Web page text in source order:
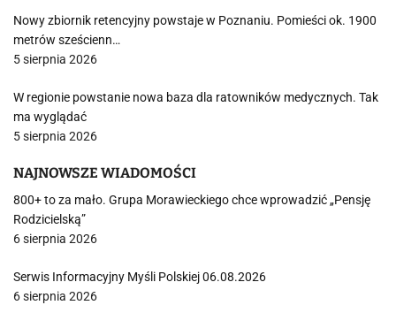
Nowy zbiornik retencyjny powstaje w Poznaniu. Pomieści ok. 1900
metrów sześcienn…
5 sierpnia 2026
W regionie powstanie nowa baza dla ratowników medycznych. Tak
ma wyglądać
5 sierpnia 2026
NAJNOWSZE WIADOMOŚCI
800+ to za mało. Grupa Morawieckiego chce wprowadzić „Pensję
Rodzicielską”
6 sierpnia 2026
Serwis Informacyjny Myśli Polskiej 06.08.2026
6 sierpnia 2026